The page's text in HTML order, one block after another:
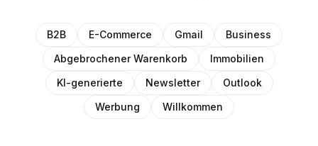
B2B E-Commerce Gmail
Business
Abgebrochener Warenkorb
Immobilien
KI-generierte
Newsletter
Outlook
Werbung
Willkommen